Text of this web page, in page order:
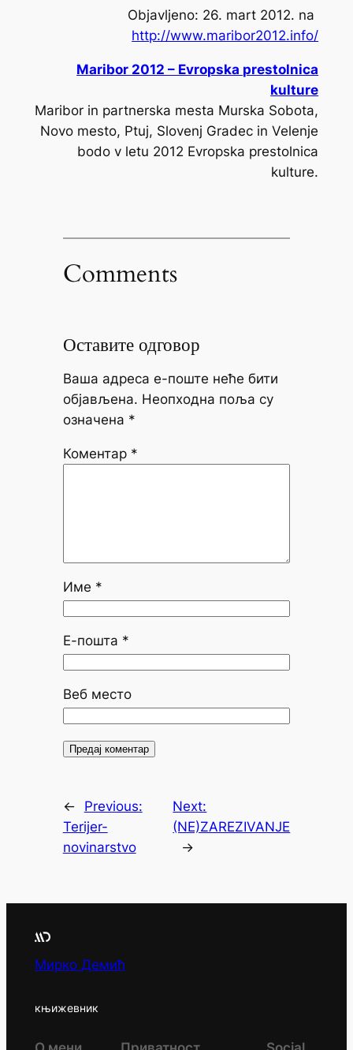
Objavljeno: 26. mart 2012. na
http://www.maribor2012.info/
Maribor 2012 – Evropska prestolnica
kulture
Maribor in partnerska mesta Murska Sobota,
Novo mesto, Ptuj, Slovenj Gradec in Velenje
bodo v letu 2012 Evropska prestolnica
kulture.
Comments
Оставите одговор
Ваша адреса е-поште неће бити
објављена. Неопходна поља су
означена *
Коментар *
Име *
Е-пошта *
Веб место
←
Previous:
Terijer-
novinarstvo
Next:
(NE)ZAREZIVANJE
→
Мирко Демић
књижевник